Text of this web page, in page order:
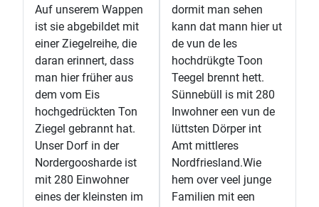
Auf unserem Wappen
ist sie abgebildet mit
einer Ziegelreihe, die
daran erinnert, dass
man hier früher aus
dem vom Eis
hochgedrückten Ton
Ziegel gebrannt hat.
Unser Dorf in der
Nordergoosharde ist
mit 280 Einwohner
eines der kleinsten im
dormit man sehen
kann dat mann hier ut
de vun de Ies
hochdrükgte Toon
Teegel brennt hett.
Sünnebüll is mit 280
Inwohner een vun de
lüttsten Dörper int
Amt mittleres
Nordfriesland.Wie
hem over veel junge
Familien mit een